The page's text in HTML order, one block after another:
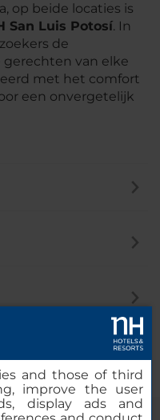
op beide locaties is
San Luis Potosí. In
de
van elke
met het comfort
een onvergetelijk
and those of third
improve the user
display ads and